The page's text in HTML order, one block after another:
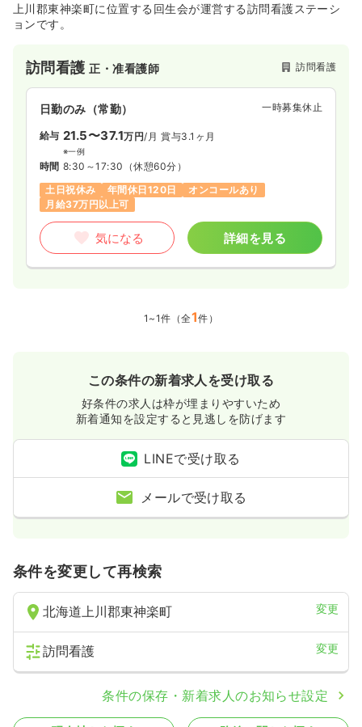
上川郡東神楽町に位置する回生会が運営する訪問看護ステーシ
ョンです。
訪問看護正・准看護師 訪問看護
日勤のみ（常勤） 一時募集休止
給与 21.5〜37.1万円/月 賞与3.1ヶ月
※一例
時間 8:30～17:30 （休憩60分）
土日祝休み
年間休日120日
オンコールあり
月給37万円以上可
気になる 詳細を見る
1~1件（全1件）
この条件の新着求人を受け取る
好条件の求人は枠が埋まりやすいため
新着通知を設定すると見逃しを防げます
LINEで受け取る
メールで受け取る
条件を変更して再検索
北海道上川郡東神楽町 変更
訪問看護 変更
条件の保存・新着求人のお知らせ設定